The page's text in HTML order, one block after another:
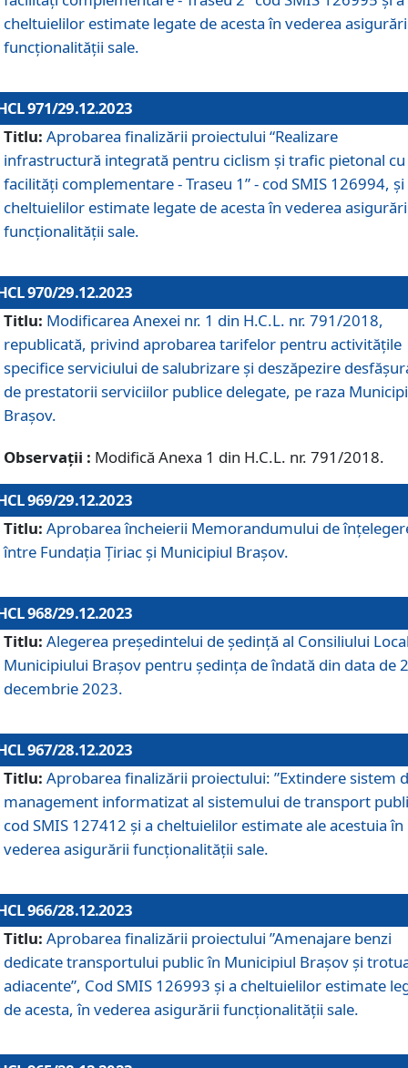
cheltuielilor estimate legate de acesta în vederea
funcționalității sale.
971/29.12.2023
Titlu: Aprobarea finalizării proiectului “Realizare
infrastructură integrată pentru ciclism şi trafic pietonal cu
facilităţi complementare - Traseu 1” - cod SMIS 126994, și
cheltuielilor estimate legate de acesta în vederea
funcționalității sale.
970/29.12.2023
Titlu: Modificarea Anexei nr. 1 din H.C.L. nr. 791/2018,
republicată, privind aprobarea tarifelor pentru activitățile
specifice serviciului de salubrizare și deszăpezire
de prestatorii serviciilor publice delegate, pe raza
Brașov.
Observații : Modifică Anexa 1 din H.C.L. nr. 791/2018.
969/29.12.2023
Titlu: Aprobarea încheierii Memorandumului de
între Fundația Țiriac și Municipiul Brașov.
968/29.12.2023
Titlu: Alegerea preşedintelui de şedinţă al Consiliului
Municipiului Braşov pentru ședința de îndată din data de
decembrie 2023.
967/28.12.2023
Titlu: Aprobarea finalizării proiectului: ”Extindere sistem
management informatizat al sistemului de transport
cod SMIS 127412 și a cheltuielilor estimate ale acestuia în
vederea asigurării funcționalității sale.
966/28.12.2023
Titlu: Aprobarea finalizării proiectului ”Amenajare benzi
dedicate transportului public în Municipiul Brașov şi
adiacente”, Cod SMIS 126993 și a cheltuielilor estimate
de acesta, în vederea asigurării funcționalității sale.